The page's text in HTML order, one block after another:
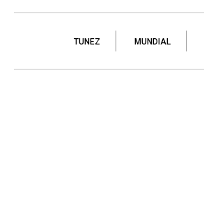
TUNEZ MUNDIAL